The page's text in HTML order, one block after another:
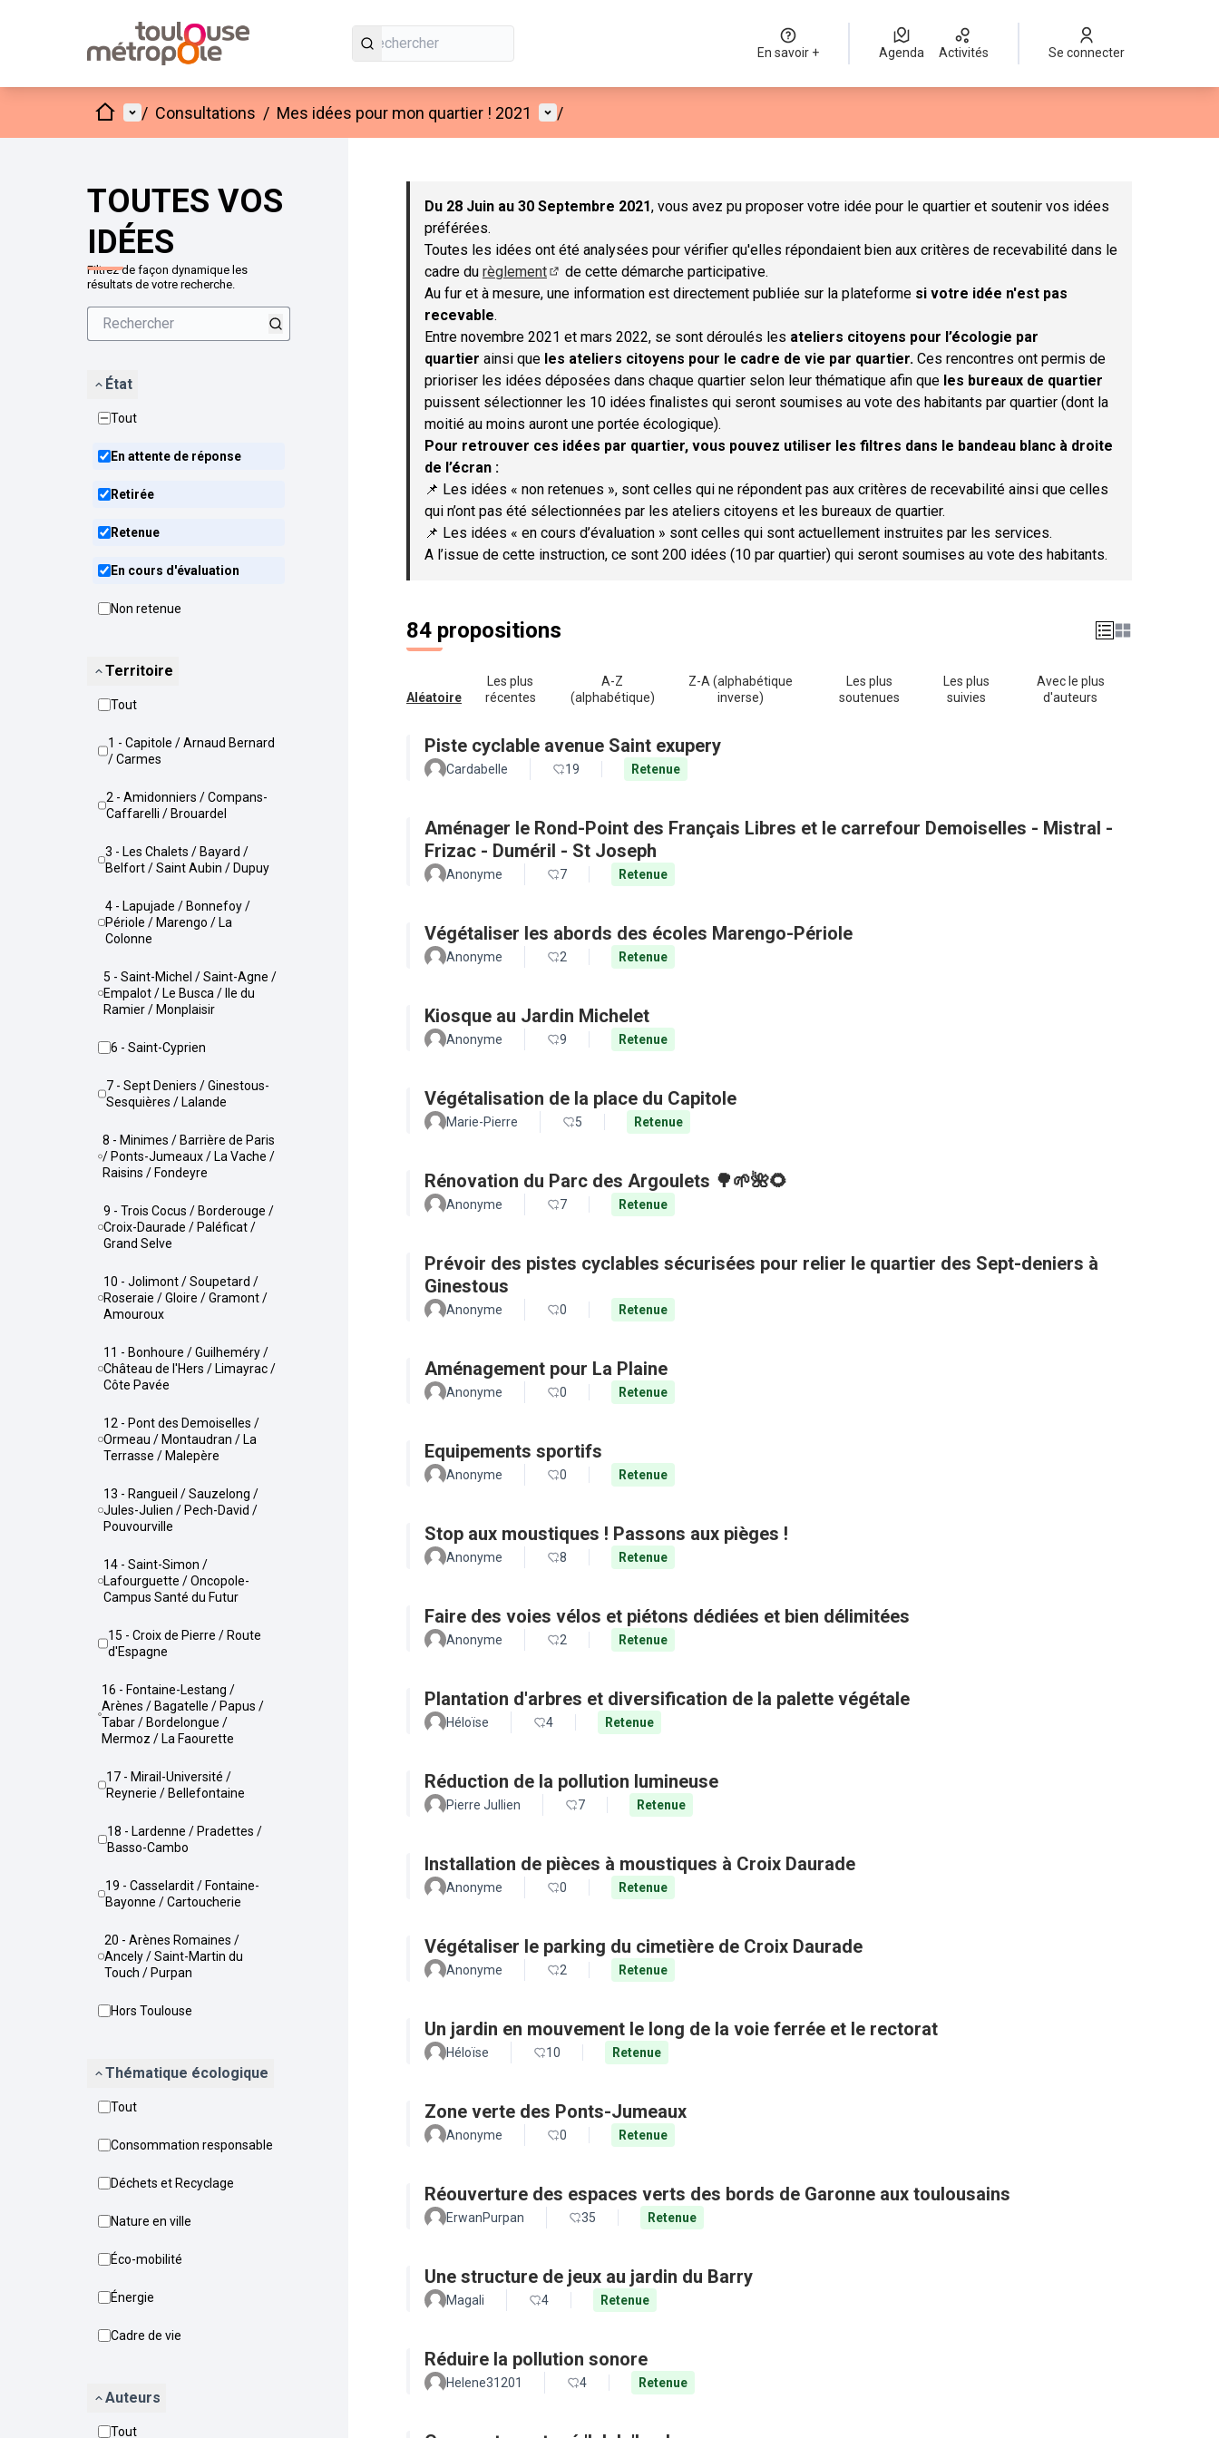
En savoir + Agenda Activités Se connecter
AccueilMenu principal
/ Consultations / Mes idées pour mon quartier ! 2021 Menu utilisateur
/
TOUTES VOS
IDÉES
Filtrez de façon dynamique les
résultats de votre recherche.
État
Tout
En attente de réponse
Retirée
Retenue
En cours d'évaluation
Non retenue
Territoire
Tout
1 - Capitole / Arnaud Bernard
/ Carmes
2 - Amidonniers / Compans-
Caffarelli / Brouardel
3 - Les Chalets / Bayard /
Belfort / Saint Aubin / Dupuy
4 - Lapujade / Bonnefoy /
Périole / Marengo / La
Colonne
5 - Saint-Michel / Saint-Agne /
Empalot / Le Busca / Ile du
Ramier / Monplaisir
6 - Saint-Cyprien
7 - Sept Deniers / Ginestous-
Sesquières / Lalande
8 - Minimes / Barrière de Paris
/ Ponts-Jumeaux / La Vache /
Raisins / Fondeyre
9 - Trois Cocus / Borderouge /
Croix-Daurade / Paléficat /
Grand Selve
10 - Jolimont / Soupetard /
Roseraie / Gloire / Gramont /
Amouroux
11 - Bonhoure / Guilheméry /
Château de l'Hers / Limayrac /
Côte Pavée
12 - Pont des Demoiselles /
Ormeau / Montaudran / La
Terrasse / Malepère
13 - Rangueil / Sauzelong /
Jules-Julien / Pech-David /
Pouvourville
14 - Saint-Simon /
Lafourguette / Oncopole-
Campus Santé du Futur
15 - Croix de Pierre / Route
d'Espagne
16 - Fontaine-Lestang /
Arènes / Bagatelle / Papus /
Tabar / Bordelongue /
Mermoz / La Faourette
17 - Mirail-Université /
Reynerie / Bellefontaine
18 - Lardenne / Pradettes /
Basso-Cambo
19 - Casselardit / Fontaine-
Bayonne / Cartoucherie
20 - Arènes Romaines /
Ancely / Saint-Martin du
Touch / Purpan
Hors Toulouse
Thématique écologique
Tout
Consommation responsable
Déchets et Recyclage
Nature en ville
Éco-mobilité
Énergie
Cadre de vie
Auteurs
Tout
Passer la carte
Du 28 Juin au 30 Septembre 2021, vous avez pu proposer votre idée pour le quartier et soutenir vos idées
préférées.
Toutes les idées ont été analysées pour vérifier qu'elles répondaient bien aux critères de recevabilité dans le
cadre du règlement
(S'ouvre dans un nouvel onglet)
de cette démarche participative.
Au fur et à mesure, une information est directement publiée sur la plateforme si votre idée n'est pas
recevable.
Entre novembre 2021 et mars 2022, se sont déroulés les ateliers citoyens pour l’écologie par
quartier ainsi que les ateliers citoyens pour le cadre de vie par quartier. Ces rencontres ont permis de
prioriser les idées déposées dans chaque quartier selon leur thématique afin que les bureaux de quartier
puissent sélectionner les 10 idées finalistes qui seront soumises au vote des habitants par quartier (dont la
moitié au moins auront une portée écologique).
Pour retrouver ces idées par quartier, vous pouvez utiliser les filtres dans le bandeau blanc à droite
de l’écran :
📌 Les idées « non retenues », sont celles qui ne répondent pas aux critères de recevabilité ainsi que celles
qui n’ont pas été sélectionnées par les ateliers citoyens et les bureaux de quartier.
📌 Les idées « en cours d’évaluation » sont celles qui sont actuellement instruites par les services.
A l’issue de cette instruction, ce sont 200 idées (10 par quartier) qui seront soumises au vote des habitants.
84 propositions
Aléatoire
Les plus
récentes
A-Z
(alphabétique)
Z-A (alphabétique
inverse)
Les plus
soutenues
Les plus
suivies
Avec le plus
d'auteurs
Piste cyclable avenue Saint exupery
Cardabelle 19 Retenue
Aménager le Rond-Point des Français Libres et le carrefour Demoiselles - Mistral -
Frizac - Duméril - St Joseph
Anonyme 7 Retenue
Végétaliser les abords des écoles Marengo-Périole
Anonyme 2 Retenue
Kiosque au Jardin Michelet
Anonyme 9 Retenue
Végétalisation de la place du Capitole
Marie-Pierre 5 Retenue
Rénovation du Parc des Argoulets 🌳🌱🌺🌻
Anonyme 7 Retenue
Prévoir des pistes cyclables sécurisées pour relier le quartier des Sept-deniers à
Ginestous
Anonyme 0 Retenue
Aménagement pour La Plaine
Anonyme 0 Retenue
Equipements sportifs
Anonyme 0 Retenue
Stop aux moustiques ! Passons aux pièges !
Anonyme 8 Retenue
Faire des voies vélos et piétons dédiées et bien délimitées
Anonyme 2 Retenue
Plantation d'arbres et diversification de la palette végétale
Héloïse 4 Retenue
Réduction de la pollution lumineuse
Pierre Jullien 7 Retenue
Installation de pièces à moustiques à Croix Daurade
Anonyme 0 Retenue
Végétaliser le parking du cimetière de Croix Daurade
Anonyme 2 Retenue
Un jardin en mouvement le long de la voie ferrée et le rectorat
Héloïse 10 Retenue
Zone verte des Ponts-Jumeaux
Anonyme 0 Retenue
Réouverture des espaces verts des bords de Garonne aux toulousains
ErwanPurpan 35 Retenue
Une structure de jeux au jardin du Barry
Magali 4 Retenue
Réduire la pollution sonore
Helene31201 4 Retenue